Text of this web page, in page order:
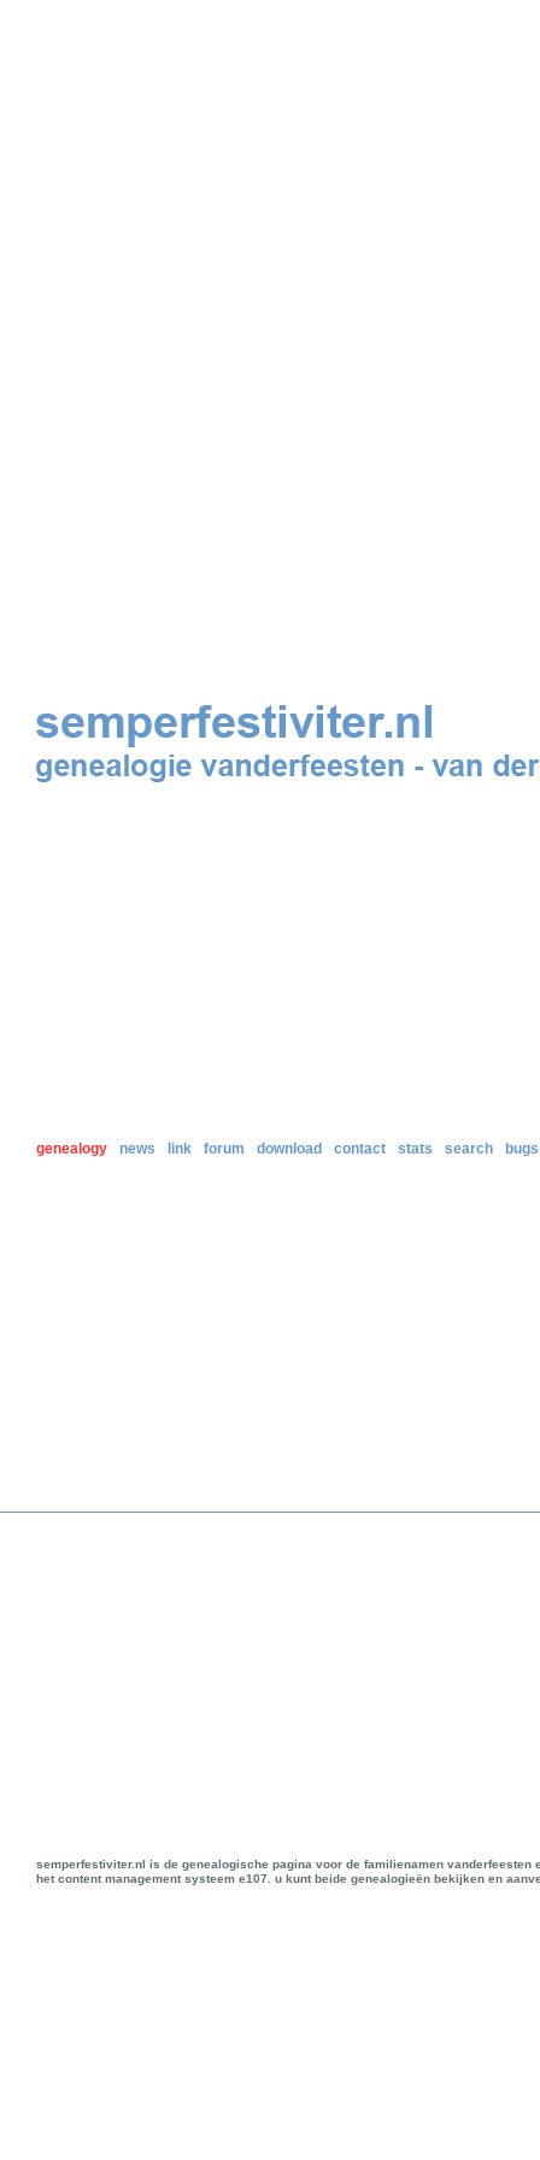
genealogy news link forum download contact stats search bugs
semperfestiviter.nl is de genealogische pagina voor de familienamen
het content management systeem e107. u kunt beide genealogieën bekijken en